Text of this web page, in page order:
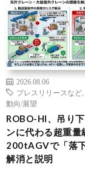
2026.08.06
プレスリリースなど
動向/展望
ROBO-HI、吊り
ンに代わる超重量
200tAGVで「落下
解消と説明